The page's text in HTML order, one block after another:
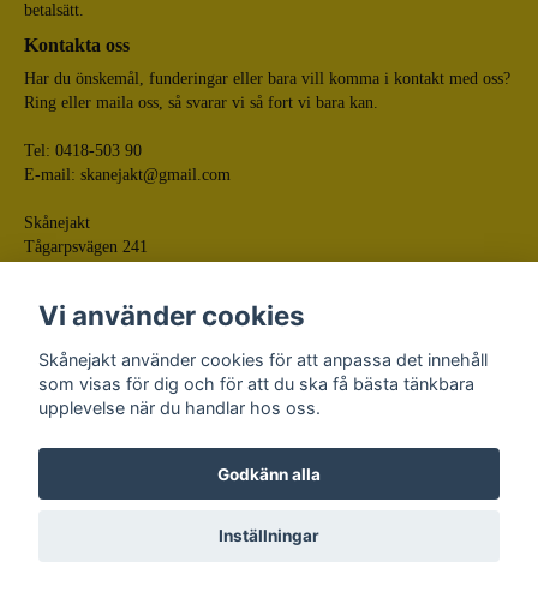
betalsätt.
Kontakta oss
Har du önskemål, funderingar eller bara vill komma i kontakt med oss?
Ring eller maila oss, så svarar vi så fort vi bara kan.
Tel: 0418-503 90
E-mail: skanejakt@gmail.com
Skånejakt
Tågarpsvägen 241
© Skånejakt
Powered by Quickbutik
Vi använder cookies
Skånejakt använder cookies för att anpassa det innehåll
som visas för dig och för att du ska få bästa tänkbara
upplevelse när du handlar hos oss.
Godkänn alla
Inställningar